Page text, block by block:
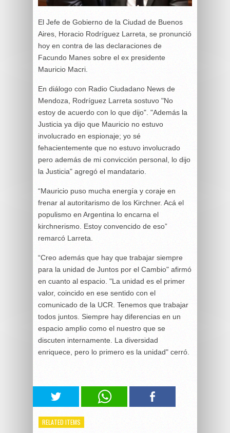
El Jefe de Gobierno de la Ciudad de Buenos
Aires, Horacio Rodríguez Larreta, se pronunció
hoy en contra de las declaraciones de
Facundo Manes sobre el ex presidente
Mauricio Macri.
En diálogo con Radio Ciudadano News de
Mendoza, Rodríguez Larreta sostuvo "No
estoy de acuerdo con lo que dijo". "Además la
Justicia ya dijo que Mauricio no estuvo
involucrado en espionaje; yo sé
fehacientemente que no estuvo involucrado
pero además de mi convicción personal, lo dijo
la Justicia" agregó el mandatario.
“Mauricio puso mucha energía y coraje en
frenar al autoritarismo de los Kirchner. Acá el
populismo en Argentina lo encarna el
kirchnerismo. Estoy convencido de eso”
remarcó Larreta.
“Creo además que hay que trabajar siempre
para la unidad de Juntos por el Cambio" afirmó
en cuanto al espacio. "La unidad es el primer
valor, coincido en ese sentido con el
comunicado de la UCR. Tenemos que trabajar
todos juntos. Siempre hay diferencias en un
espacio amplio como el nuestro que se
discuten internamente. La diversidad
enriquece, pero lo primero es la unidad" cerró.
RELATED ITEMS